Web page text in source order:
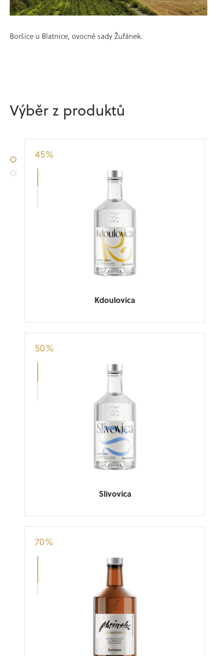
Boršice u Blatnice, ovocné sady Žufánek.
Výběr z produktů
Meruňkovica
Kdoulovica
45%
Slivovica
50%
70%
•
•
diversity of Czech flora. Complex flavours,
innovative techniques and superior quality
makes Zufanek...
Alex Kratena
jeden.
Martin Kraut